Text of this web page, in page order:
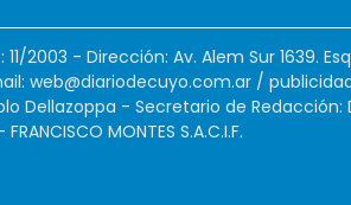
2003 - Dirección: Av. Alem Sur 1639.
web@diariodecuyo.com.ar /
Dellazoppa - Secretario de
MONTES S.A.C.I.F.